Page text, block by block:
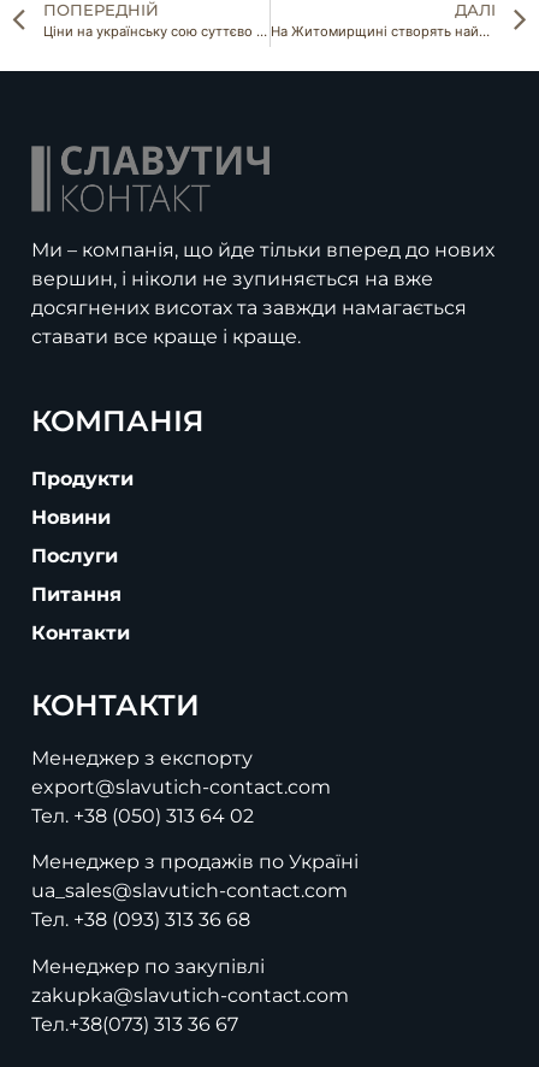
ПОПЕРЕДНІЙ
Ціни на українську сою суттєво зростуть
ДАЛІ
На Житомирщині створять найбільшу в Європі плантацію конопель
Ми – компанія, що йде тільки вперед до нових
вершин, і ніколи не зупиняється на вже
досягнених висотах та завжди намагається
ставати все краще і краще.
КОМПАНІЯ
Продукти
Новини
Послуги
Питання
Контакти
КОНТАКТИ
Менеджер з експорту
export@slavutich-contact.com
Тел. +38 (050) 313 64 02
Менеджер з продажів по Україні
ua_sales@slavutich-contact.com
Тел. +38 (093) 313 36 68
Менеджер по закупівлі
zakupka@slavutich-contact.com
Тел.+38(073) 313 36 67